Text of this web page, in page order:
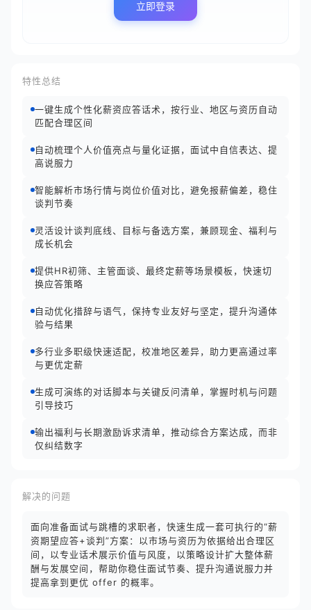
立即登录
特性总结
一键生成个性化薪资应答话术，按行业、地区与资历自动
匹配合理区间
自动梳理个人价值亮点与量化证据，面试中自信表达、提
高说服力
智能解析市场行情与岗位价值对比，避免报薪偏差，稳住
谈判节奏
灵活设计谈判底线、目标与备选方案，兼顾现金、福利与
成长机会
提供HR初筛、主管面谈、最终定薪等场景模板，快速切
换应答策略
自动优化措辞与语气，保持专业友好与坚定，提升沟通体
验与结果
多行业多职级快速适配，校准地区差异，助力更高通过率
与更优定薪
生成可演练的对话脚本与关键反问清单，掌握时机与问题
引导技巧
输出福利与长期激励诉求清单，推动综合方案达成，而非
仅纠结数字
解决的问题
面向准备面试与跳槽的求职者，快速生成一套可执行的“薪
资期望应答+谈判”方案：以市场与资历为依据给出合理区
间，以专业话术展示价值与风度，以策略设计扩大整体薪
酬与发展空间，帮助你稳住面试节奏、提升沟通说服力并
提高拿到更优 offer 的概率。